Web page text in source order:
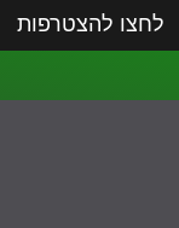
לחצו להצטרפות